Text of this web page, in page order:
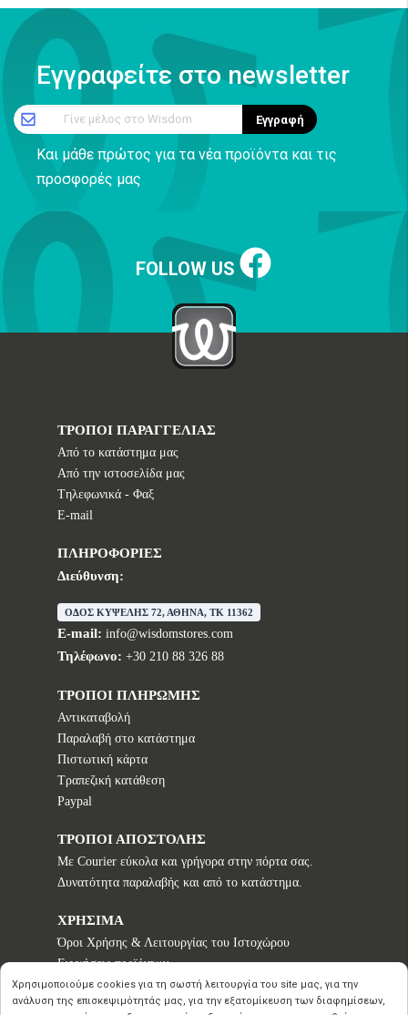
Εγγραφείτε στο newsletter
Γίνε μέλος στο Wisdom Εγγραφή
Και μάθε πρώτος για τα νέα προϊόντα και τις
προσφορές μας
FOLLOW US
ΤΡΟΠΟΙ ΠΑΡΑΓΓΕΛΙΑΣ
Από το κατάστημα μας
Από την ιστοσελίδα μας
Tηλεφωνικά - Φαξ
E-mail
ΠΛΗΡΟΦΟΡΙΕΣ
Διεύθυνση:
ΟΔΟΣ ΚΥΨΕΛΗΣ 72, ΑΘΗΝΑ, TK 11362
E-mail: info@wisdomstores.com
Τηλέφωνο: +30 210 88 326 88
ΤΡΟΠΟΙ ΠΛΗΡΩΜΗΣ
Αντικαταβολή
Παραλαβή στο κατάστημα
Πιστωτική κάρτα
Τραπεζική κατάθεση
Paypal
ΤΡΟΠΟΙ ΑΠΟΣΤΟΛΗΣ
Με Courier εύκολα και γρήγορα στην πόρτα σας.
Δυνατότητα παραλαβής και από το κατάστημα.
ΧΡΗΣΙΜΑ
Όροι Χρήσης & Λειτουργίας του Ιστοχώρου
Εγγυήσεις προϊόντων
Τρόποι παραγγελίας
Πολιτική επιστροφών - Δικαίωμα Υπαναχώρησης
Χρησιμοποιούμε cookies για τη σωστή λειτουργία του site μας, για την
ανάλυση της επισκεψιμότητάς μας, για την εξατομίκευση των διαφημίσεων,